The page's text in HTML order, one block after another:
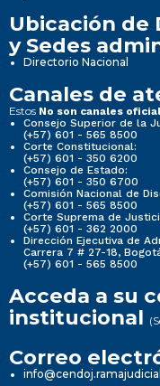
Ubicación de
y Sedes
Directorio Nacional
Canales de
Estos No son canales
Consejo Superior de la
(+57) 601 - 565 8500
Corte Constitucional:
(+57) 601 - 350 6200
Consejo de Estado:
(+57) 601 - 350 6700
Comisión Nacional de
(+57) 601 - 565 8500
Corte Suprema de
(+57) 601 - 362 2000
Dirección Ejecutiva de
Carrera 7 # 27-18,
(+57) 601 - 565 8500
Acceda a su
institucional
Correo